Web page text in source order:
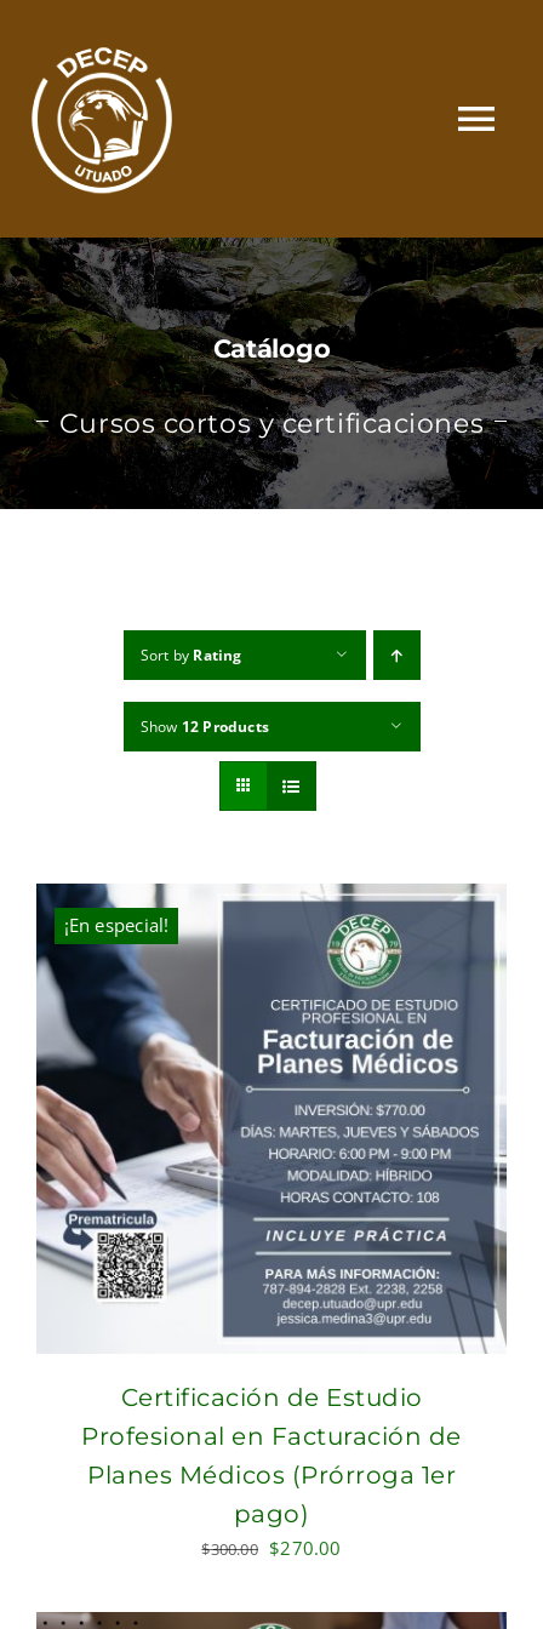
content
SOMOS
CATÁLOGO
MATRÍCULA Y PAGOS
CONTACTO
Catálogo
Cursos cortos y certificaciones
Sort by Rating
Show 12 Products
¡En especial!
Certificación de Estudio
Profesional en Facturación de
Planes Médicos (Prórroga 1er
pago)
$300.00 Original
was:
$270.00
is: